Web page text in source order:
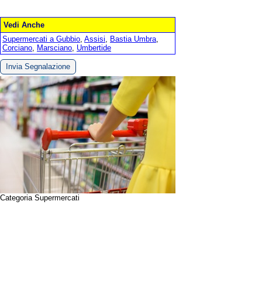
Vedi Anche
Supermercati a Gubbio, Assisi, Bastia Umbra,
Corciano, Marsciano, Umbertide
Invia Segnalazione
Categoria Supermercati